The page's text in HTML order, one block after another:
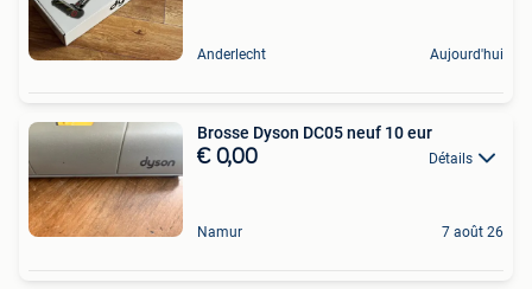
Anderlecht Aujourd'hui
Brosse Dyson DC05 neuf 10 eur
€ 0,00 Détails
Namur 7 août 26